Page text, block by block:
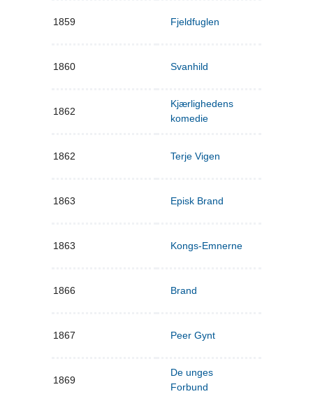
1859 Fjeldfuglen
1860 Svanhild
1862
Kjærlighedens
komedie
1862 Terje Vigen
1863 Episk Brand
1863 Kongs-Emnerne
1866 Brand
1867 Peer Gynt
1869
De unges
Forbund